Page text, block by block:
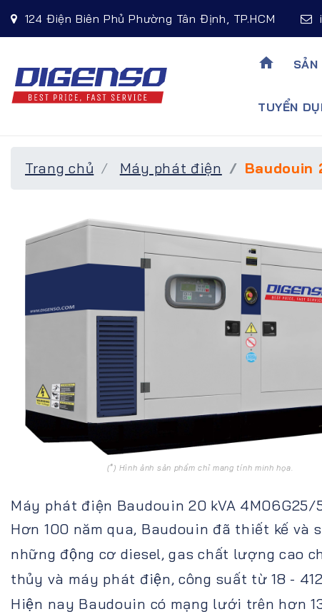
124 Điện Biên Phủ Phường Tân Định, TP.HCM
home SẢN
TUYỂN
Trang chủ Máy phát điện Baudouin
(*) Hình ảnh sản phẩm chỉ mang tính minh họa.
Máy phát điện Baudouin 20 kVA 4M06G25/
Hơn 100 năm qua, Baudouin đã thiết kế và
những động cơ diesel, gas chất lượng cao
thủy và máy phát điện, công suất từ 18 -
Hiện nay Baudouin có mạng lưới trên hơn